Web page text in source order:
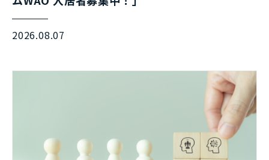
2026.08.07